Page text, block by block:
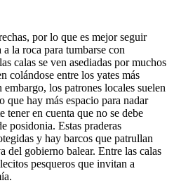
por lo que es mejor seguir
la roca para tumbarse con
calas se ven asediadas por muchos
colándose entre los yates más
los patrones locales suelen
que hay más espacio para nadar
tener en cuenta que no se debe
posidonia. Estas praderas
y hay barcos que patrullan
del gobierno balear. Entre las calas
pesqueros que invitan a